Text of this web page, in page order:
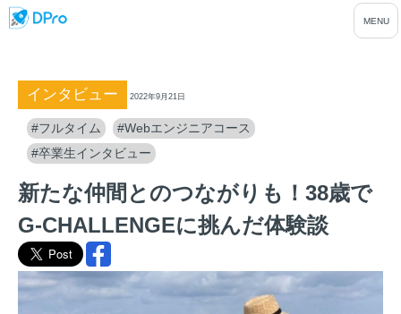
インタビュー 2022年9月21日
#フルタイム
#Webエンジニアコース
#卒業生インタビュー
新たな仲間とのつながりも！38歳で
G-CHALLENGEに挑んだ体験談